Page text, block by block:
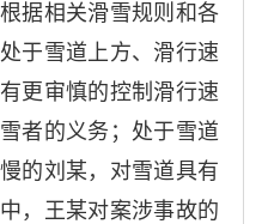
相关滑雪规则和各
于雪道上方、滑行速
更审慎的控制滑行速
者的义务；处于雪道
的刘某，对雪道具有
，王某对案涉事故的